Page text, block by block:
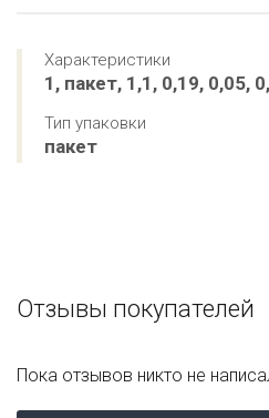
Характеристики
1, пакет, 1,1, 0,19, 0,05,
Тип упаковки
пакет
Отзывы покупателей
Пока отзывов никто не